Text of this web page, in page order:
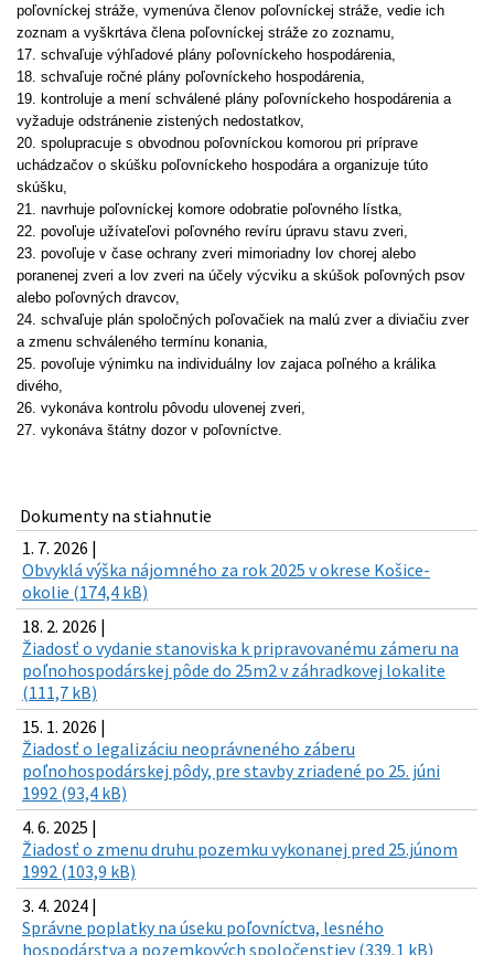
poľovníckej stráže, vymenúva členov poľovníckej stráže, vedie ich
zoznam a vyškrtáva člena poľovníckej stráže zo zoznamu,
17. schvaľuje výhľadové plány poľovníckeho hospodárenia,
18. schvaľuje ročné plány poľovníckeho hospodárenia,
19. kontroluje a mení schválené plány poľovníckeho hospodárenia a
vyžaduje odstránenie zistených nedostatkov,
20. spolupracuje s obvodnou poľovníckou komorou pri príprave
uchádzačov o skúšku poľovníckeho hospodára a organizuje túto
skúšku,
21. navrhuje poľovníckej komore odobratie poľovného lístka,
22. povoľuje užívateľovi poľovného revíru úpravu stavu zveri,
23. povoľuje v čase ochrany zveri mimoriadny lov chorej alebo
poranenej zveri a lov zveri na účely výcviku a skúšok poľovných psov
alebo poľovných dravcov,
24. schvaľuje plán spoločných poľovačiek na malú zver a diviačiu zver
a zmenu schváleného termínu konania,
25. povoľuje výnimku na individuálny lov zajaca poľného a králika
divého,
26. vykonáva kontrolu pôvodu ulovenej zveri,
27. vykonáva štátny dozor v poľovníctve.
Dokumenty na stiahnutie
1. 7. 2026 |
Obvyklá výška nájomného za rok 2025 v okrese Košice-
okolie (174,4 kB)
18. 2. 2026 |
Žiadosť o vydanie stanoviska k pripravovanému zámeru na
poľnohospodárskej pôde do 25m2 v záhradkovej lokalite
(111,7 kB)
15. 1. 2026 |
Žiadosť o legalizáciu neoprávneného záberu
poľnohospodárskej pôdy, pre stavby zriadené po 25. júni
1992 (93,4 kB)
4. 6. 2025 |
Žiadosť o zmenu druhu pozemku vykonanej pred 25.júnom
1992 (103,9 kB)
3. 4. 2024 |
Správne poplatky na úseku poľovníctva, lesného
hospodárstva a pozemkových spoločenstiev (339,1 kB)